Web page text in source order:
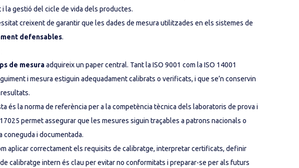
la gestió del cicle de vida dels productes.
creixent de garantir que les dades de mesura utilitzades en els sistemes de
defensables.
de mesuraadquireix un paper central. Tant la ISO 9001 com la ISO 14001
i mesura estiguin adequadament calibrats o verificats, i que se’n conservin
és la norma de referència per a la competència tècnica dels laboratoris de prova i
permet assegurar que les mesures siguin traçables a patrons nacionals o
coneguda i documentada.
aplicar correctament els requisits de calibratge, interpretar certificats, definir
calibratge intern és clau per evitar no conformitats i preparar-se per als futurs